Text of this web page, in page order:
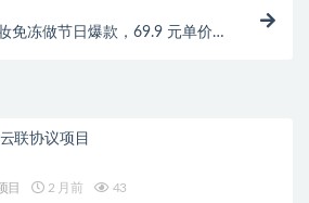
免冻做节日爆款，69.9 元单价
联协议项目
目 2 月前 43